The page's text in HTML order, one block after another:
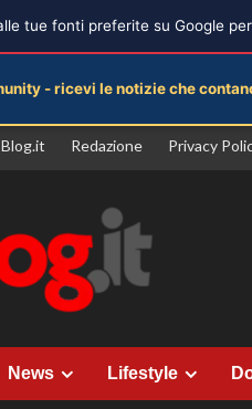
Redazione Privacy
News Lifestyle
tue fonti preferite su Google
- ricevi le notizie che